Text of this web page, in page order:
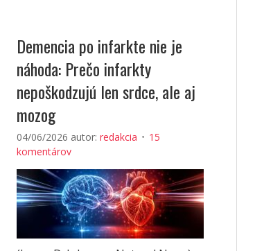
Demencia po infarkte nie je
náhoda: Prečo infarkty
nepoškodzujú len srdce, ale aj
mozog
04/06/2026 autor: redakcia
15
komentárov